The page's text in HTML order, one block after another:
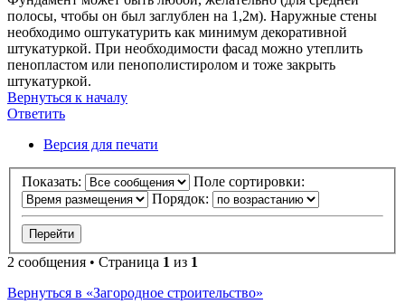
полосы, чтобы он был заглублен на 1,2м). Наружные стены
необходимо оштукатурить как минимум декоративной
штукатуркой. При необходимости фасад можно утеплить
пенопластом или пенополистиролом и тоже закрыть
штукатуркой.
Вернуться к началу
Ответить
Ответить
Версия для печати
Показать:
Поле сортировки:
Порядок:
2 сообщения • Страница 1 из 1
Вернуться в «Загородное строительство»